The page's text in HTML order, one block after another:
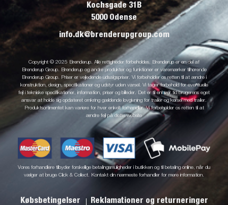
Kochsgade 31B
5000 Odense
info.dk@brenderupgroup.com
Copyright © 2025 Brenderup. Alle rettigheder forbeholdes. Brenderup er en del af
Brenderup Group. Brenderup og andre produkter og funktioner er varemærker tilhørende
Brenderup Group. Priser er vejledende udsalgspriser. Vi forbeholder os retten til at ændre i
konstruktion, design, specifikationer og udstyr uden varsel. Vi tager forbehold for eventuelle
fejl i tekniske specifikationer, information, priser og billeder. Det er til enhver tid brugerens eget
ansvar at holde sig opdateret omkring gældende lovgivning for trailer og kørsel med trailer.
Produktsortimentet kan variere for hver enkelt forhandler. Vi forbeholder os retten til at
ændre fejl på dette website
Vores forhandlere tilbyder forskellige betalingsmuligheder i butikken og til betaling online, når du
vælger at bruge Click & Collect. Kontakt din nærmeste forhandler for mere information.
Købsbetingelser Reklamationer og returneringer